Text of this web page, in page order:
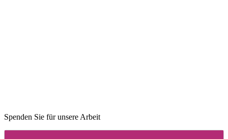
Spenden Sie für unsere Arbeit